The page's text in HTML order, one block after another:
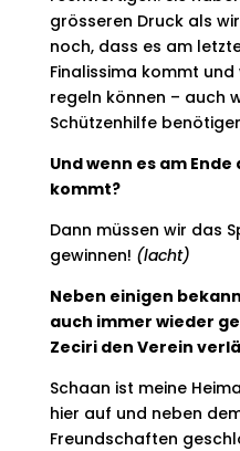
grösseren Druck als
noch, dass es am
Finalissima kommt
regeln können – auch
Schützenhilfe
Und wenn es am
kommt?
Dann müssen wir das
gewinnen! (lacht)
Neben einigen
auch immer wieder
Zeciri den Verein
Schaan ist meine
hier auf und neben
Freundschaften